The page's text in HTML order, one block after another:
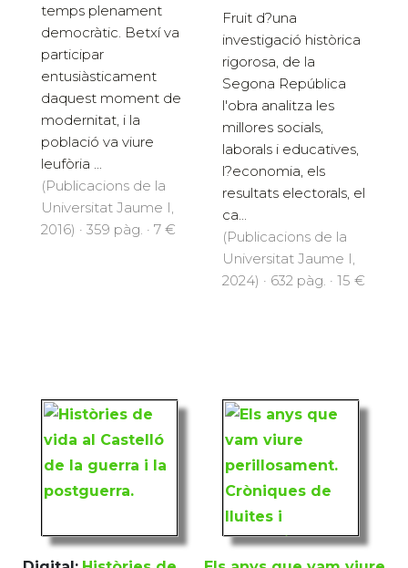
temps plenament
democràtic. Betxí va
participar
entusiàsticament
daquest moment de
modernitat, i la
població va viure
leufòria ...
(Publicacions de la
Universitat Jaume I,
2016) · 359 pàg. · 7 €
Fruit d?una
investigació històrica
rigorosa, de la
Segona República
l'obra analitza les
millores socials,
laborals i educatives,
l?economia, els
resultats electorals, el
ca...
(Publicacions de la
Universitat Jaume I,
2024) · 632 pàg. · 15 €